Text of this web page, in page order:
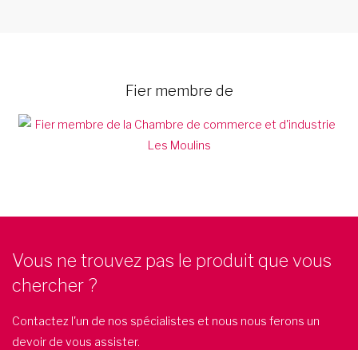
Fier membre de
Vous ne trouvez pas le produit que vous
chercher ?
Contactez l'un de nos spécialistes et nous nous ferons un
devoir de vous assister.